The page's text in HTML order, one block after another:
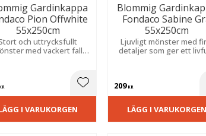
Gardinkappa
Pion Offwhite
55x250cm
och uttrycksfullt
med vackert fall
Lägg till i favoriter
I VARUKORGEN
Blommig
Fondaco Sabine
55x250cm
Ljuvligt mönster med
detaljer som ger ett
209KR
LÄGG I VARUKORGEN